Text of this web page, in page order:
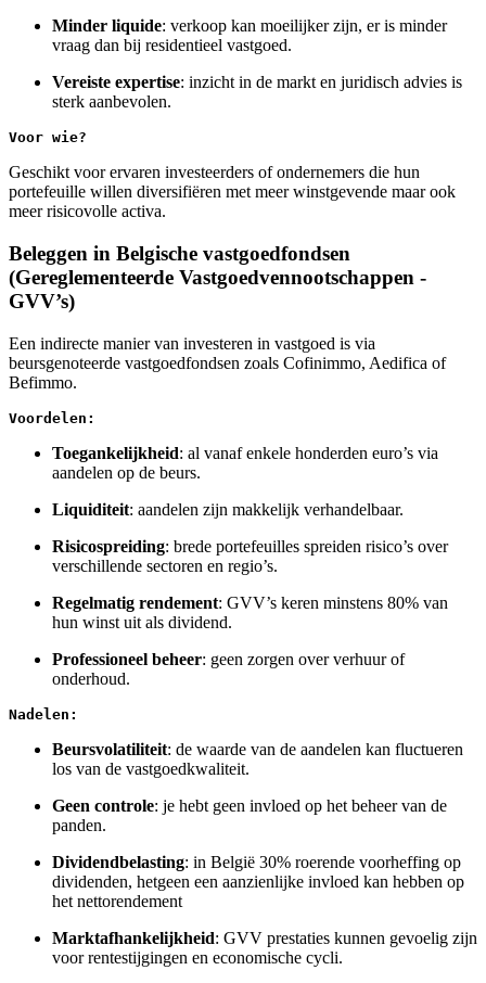
Minder liquide: verkoop kan moeilijker zijn, er is minder
vraag dan bij residentieel vastgoed.
Vereiste expertise: inzicht in de markt en juridisch advies is
sterk aanbevolen.
Voor wie?
Geschikt voor ervaren investeerders of ondernemers die hun
portefeuille willen diversifiëren met meer winstgevende maar ook
meer risicovolle activa.
Beleggen in Belgische vastgoedfondsen
(Gereglementeerde Vastgoedvennootschappen -
GVV’s)
Een indirecte manier van investeren in vastgoed is via
beursgenoteerde vastgoedfondsen zoals Cofinimmo, Aedifica of
Befimmo.
Voordelen:
Toegankelijkheid: al vanaf enkele honderden euro’s via
aandelen op de beurs.
Liquiditeit: aandelen zijn makkelijk verhandelbaar.
Risicospreiding: brede portefeuilles spreiden risico’s over
verschillende sectoren en regio’s.
Regelmatig rendement: GVV’s keren minstens 80% van
hun winst uit als dividend.
Professioneel beheer: geen zorgen over verhuur of
onderhoud.
Nadelen:
Beursvolatiliteit: de waarde van de aandelen kan fluctueren
los van de vastgoedkwaliteit.
Geen controle: je hebt geen invloed op het beheer van de
panden.
Dividendbelasting: in België 30% roerende voorheffing op
dividenden, hetgeen een aanzienlijke invloed kan hebben op
het nettorendement
Marktafhankelijkheid: GVV prestaties kunnen gevoelig zijn
voor rentestijgingen en economische cycli.